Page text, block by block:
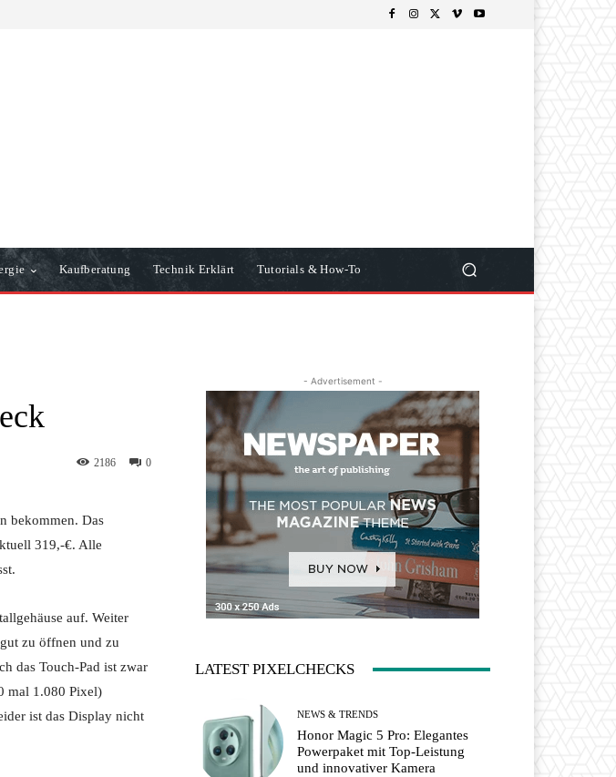
Kaufberatung Technik Erklärt Tutorials & How-To
0
2186
bekommen. Das
319,-€. Alle
auf. Weiter
zu öffnen und zu
das Touch-Pad ist zwar
mal 1.080 Pixel)
ist das Display nicht
- Advertisement -
LATEST PIXELCHECKS
NEWS & TRENDS
Honor Magic 5 Pro: Elegantes
Powerpaket mit Top-Leistung
und innovativer Kamera